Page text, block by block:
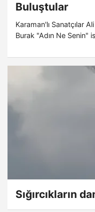
Buluştular
Karaman'lı Sanatçılar Ali
Burak "Adın Ne Senin"
Sığırcıkların